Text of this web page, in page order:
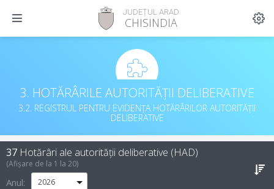
JUDEȚUL ARAD
CHISINDIA
3. HOTĂRÂRILE AUTORITĂȚII DELIBERATIVE
3.2. REGISTRUL PENTRU EVIDENȚA HOTĂRÂRILOR AUTORITĂȚII
DELIBERATIVE
37 Hotărâri ale autorității deliberative (HAD)
(Afișare de la 1 la 20)
Anul: